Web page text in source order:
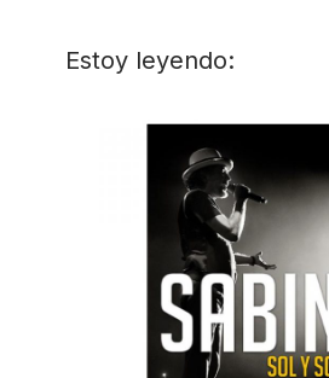
Estoy leyendo: